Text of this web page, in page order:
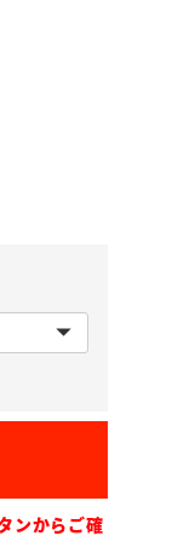
ンからご確